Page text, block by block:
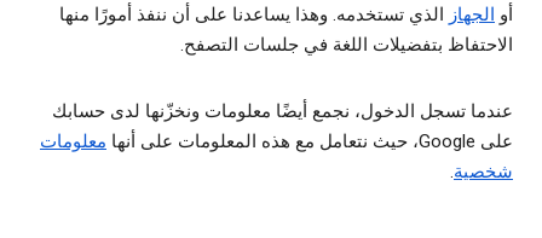
أو الجهاز الذي تستخدمه. وهذا يساعدنا على أن ننفذ أمورًا منها
الاحتفاظ بتفضيلات اللغة في جلسات التصفح.
عندما تسجل الدخول، نجمع أيضًا معلومات ونخزّنها لدى حسابك
على Google، حيث نتعامل مع هذه المعلومات على أنها
معلومات
شخصية.